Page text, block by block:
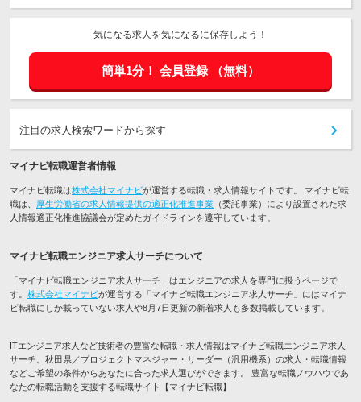
気になる求人を気になるに保存しよう！
簡単1分！ 会員登録 （無料）
注目の求人検索ワードから探す
マイナビ転職運営者情報
マイナビ転職は株式会社マイナビが運営する転職・求人情報サイトです。 マイナビ転
職は、 厚生労働省の求人情報提供の適正化推進事業 （委託事業）により設置された求
人情報適正化推進協議会が定めたガイドラインを遵守しています。
マイナビ転職エンジニア求人サーチについて
「マイナビ転職エンジニア求人サーチ」はエンジニアの求人を専門に扱うページで
す。 株式会社マイナビが運営する「マイナビ転職エンジニア求人サーチ」にはマイナ
ビ転職にしか載っていない求人や8月7日更新の新着求人も多数掲載しています。
ITエンジニア求人など技術者の豊富な転職・求人情報はマイナビ転職エンジニア求人
サーチ。秋田県／プロジェクトマネジャー・リーダー（汎用機系）の求人・転職情報
などご希望の条件からあなたに合った求人選びができます。 豊富な転職ノウハウであ
なたの転職活動を支援する転職サイト【マイナビ転職】